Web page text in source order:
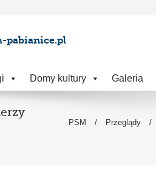
pabianice.pl
Domy kultury Galeria
PSM / Przeglądy /